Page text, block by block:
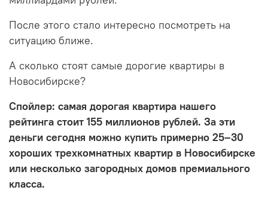
После этого стало интересно посмотреть на
ситуацию ближе.
А сколько стоят самые дорогие квартиры в
Новосибирске?
Спойлер: самая дорогая квартира нашего
рейтинга стоит 155 миллионов рублей. За эти
деньги сегодня можно купить примерно 25–30
хороших трехкомнатных квартир в Новосибирске
или несколько загородных домов премиального
класса.